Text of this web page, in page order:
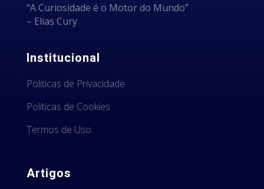
“A Curiosidade é o Motor do Mundo”
– Elias Cury
Institucional
Politicas de Privacidade
Políticas de Cookies
Termos de Uso
Artigos